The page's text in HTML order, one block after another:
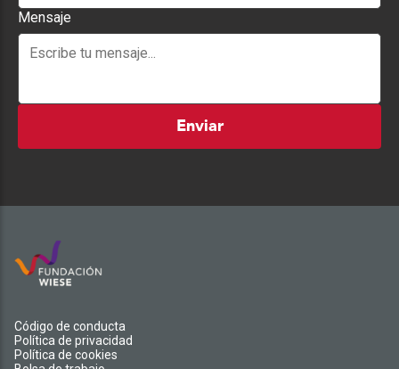
Mensaje
Enviar
Código de conducta
Política de privacidad
Política de cookies